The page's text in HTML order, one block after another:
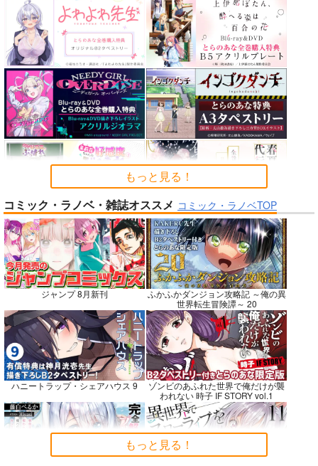
カルデアエミッション
チョコレート・ショッ
プ
2,530円（税込）
Fate/Grand Order
メリュジーヌ
サンプル
カート
FGO OEKAKI Rando
m5
たけさと
1,320 円（税込）
Fate/Grand Order
鈴鹿御前
サンプル
カート
蒐集
羊小屋
専売 787円（税込）
Fate/Grand Order
曲亭馬琴
サンプル
カート
No.7
Fresh＆Smooth
ロイヤルマウンテン
770円（税込）
オリジナル
No.7
嫌な顔されながらおパ
ンツ見せてもらいたい
本14
アニマルマシーン
787円（税込）
オリジナル
No.9
FETISH ACADEMY
ロイヤルマウンテン
770円（税込）
オリジナル
青山 澄香
もっと見る！
コミック・ラノベ・雑誌オススメ コミック・ラノベTOP
ジャンプ 8月新刊
ふかふかダンジョン攻略記 ～俺の異
世界転生冒険譚～ 20
ハニートラップ・シェアハウス 9
ゾンビのあふれた世界で俺だけが襲
われない 時子 IF STORY vol.1
もっと見る！